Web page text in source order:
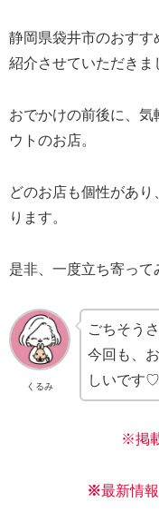
静岡県袋井市のおす
紹介させていただきま
おでかけの前後に、
ウトのお店。
どのお店も個性があ
ります。
是非、一度立ち寄って
くるみ
ごちそう
今回も、
しいです♡
※掲
※最新情